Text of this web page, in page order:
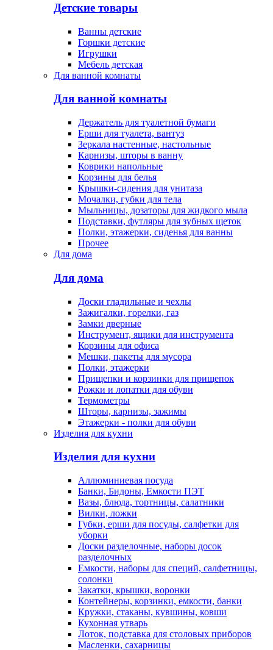
Детские товары
Ванны детские
Горшки детские
Игрушки
Мебель детская
Для ванной комнаты
Для ванной комнаты
Держатель для туалетной бумаги
Ерши для туалета, вантуз
Зеркала настенные, настольные
Карнизы, шторы в ванну
Коврики напольные
Корзины для белья
Крышки-сидения для унитаза
Мочалки, губки для тела
Мыльницы, дозаторы для жидкого мыла
Подставки, футляры для зубных щеток
Полки, этажерки, сиденья для ванны
Прочее
Для дома
Для дома
Доски гладильные и чехлы
Зажигалки, горелки, газ
Замки дверные
Инструмент, ящики для инструмента
Корзины для офиса
Мешки, пакеты для мусора
Полки, этажерки
Прищепки и корзинки для прищепок
Рожки и лопатки для обуви
Термометры
Шторы, карнизы, зажимы
Этажерки - полки для обуви
Изделия для кухни
Изделия для кухни
Аллюминиевая посуда
Банки, Бидоны, Емкости ПЭТ
Вазы, блюда, тортницы, салатники
Вилки, ложки
Губки, ерши для посуды, салфетки для
уборки
Доски разделочные, наборы досок
разделочных
Емкости, наборы для специй, салфетницы,
солонки
Закатки, крышки, воронки
Контейнеры, корзинки, емкости, банки
Кружки, стаканы, кувшины, ковши
Кухонная утварь
Лоток, подставка для столовых приборов
Масленки, сахарницы